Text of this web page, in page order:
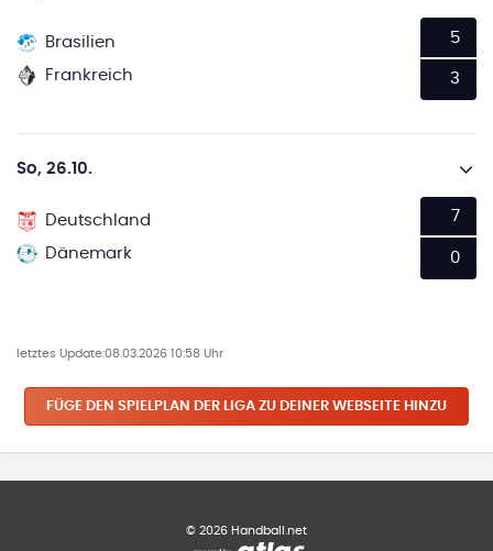
Brasilien
Frankreich
5
3
So, 26.10.
Deutschland
Dänemark
7
0
letztes Update:08.03.2026 10:58 Uhr
FÜGE DEN SPIELPLAN DER LIGA ZU DEINER WEBSEITE HINZU
© 2026 Handball.net